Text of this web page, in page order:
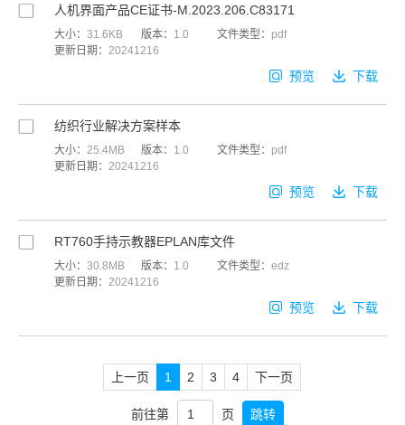
预览 下载
人机界面产品CE证书-M.2023.206.C83171
大小： 31.6KB 版本： 1.0 文件类型： pdf
更新日期： 20241216
预览 下载
纺织行业解决方案样本
大小： 25.4MB 版本： 1.0 文件类型： pdf
更新日期： 20241216
预览 下载
RT760手持示教器EPLAN库文件
大小： 30.8MB 版本： 1.0 文件类型： edz
更新日期： 20241216
上一页 1 2 3 4 下一页
前往第 页 跳转